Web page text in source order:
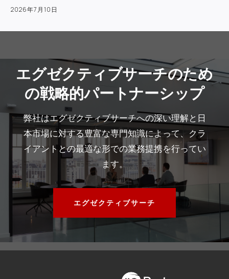
2026年7月10日
エグゼクティブサーチのため
の戦略的パートナーシップ
弊社はエグゼクティブサーチへの深い理解と日
本市場に対する豊富な専門知識によって、クラ
イアントとの最適な形での業務提携を行ってい
ます。
エグゼクティブサーチ